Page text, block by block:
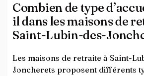
Combien de type
il dans les maisons de
Saint-Lubin-des-
Les maisons de retraite à Saint-
Joncherets proposent différents